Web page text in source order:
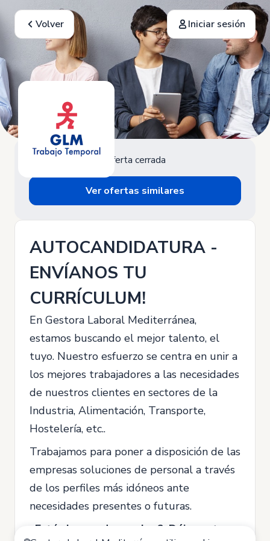
Volver Iniciar sesión
Oferta cerrada
Ver ofertas similares
AUTOCANDIDATURA -
ENVÍANOS TU
CURRÍCULUM!
En Gestora Laboral Mediterránea,
estamos buscando el mejor talento, el
tuyo. Nuestro esfuerzo se centra en unir a
los mejores trabajadores a las necesidades
de nuestros clientes en sectores de la
Industria, Alimentación, Transporte,
Hostelería, etc..
Trabajamos para poner a disposición de las
empresas soluciones de personal a través
de los perfiles más idóneos ante
necesidades presentes o futuras.
¿Estás buscando empleo? ¡Déjanos tu